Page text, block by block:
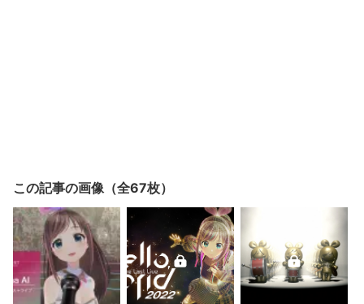
この記事の画像（全67枚）